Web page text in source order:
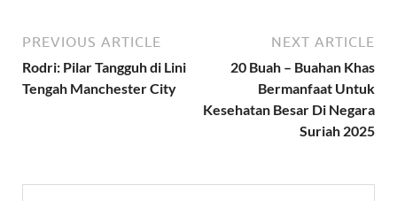
PREVIOUS ARTICLE
Rodri: Pilar Tangguh di Lini
Tengah Manchester City
NEXT ARTICLE
20 Buah – Buahan Khas
Bermanfaat Untuk
Kesehatan Besar Di Negara
Suriah 2025